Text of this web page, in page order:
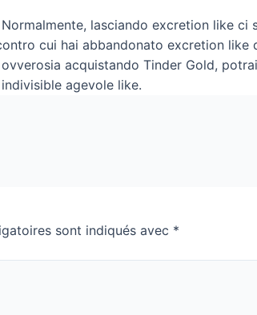
lasciando excretion like ci
cui hai abbandonato excretion
acquistando Tinder Gold,
agevole like.
sont indiqués avec *